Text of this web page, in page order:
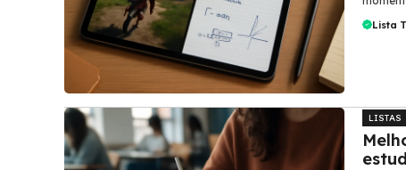
Lista
LISTAS